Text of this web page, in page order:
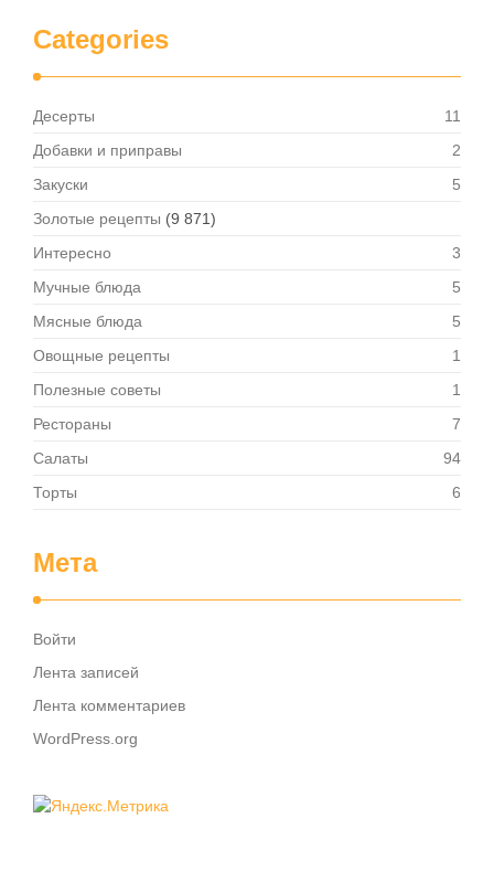
Categories
Десерты
11
Добавки и приправы
2
Закуски
5
Золотые рецепты (9 871)
Интересно
3
Мучные блюда
5
Мясные блюда
5
Овощные рецепты
1
Полезные советы
1
Рестораны
7
Салаты
94
Торты
6
Мета
Войти
Лента записей
Лента комментариев
WordPress.org